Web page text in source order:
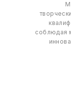
соблюдая